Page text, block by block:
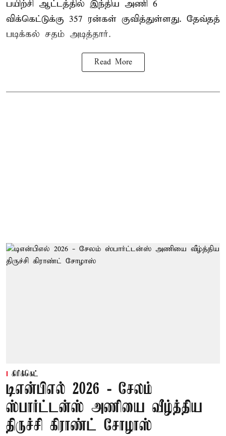
பயிற்சி ஆட்டத்தில் இந்திய அணி 6
விக்கெட்டுக்கு 357 ரன்கள் குவித்துள்ளது. தேவ்தத்
படிக்கல் சதம் அடித்தார்.
Read More
கிரிக்கெட்
டிஎன்பிஎல் 2026 - சேலம்
ஸ்பார்ட்டன்ஸ் அணியை வீழ்த்திய
திருச்சி கிராண்ட் சோழாஸ்